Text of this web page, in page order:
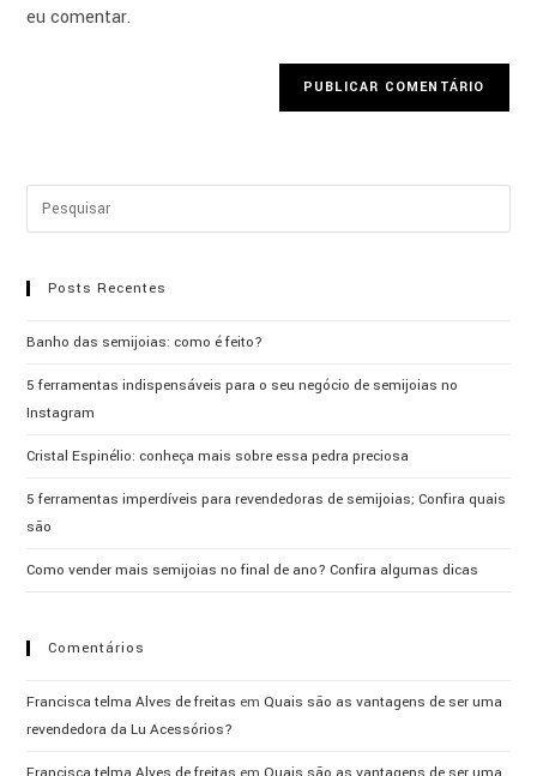
eu comentar.
Posts Recentes
Banho das semijoias: como é feito?
5 ferramentas indispensáveis para o seu negócio de semijoias no
Instagram
Cristal Espinélio: conheça mais sobre essa pedra preciosa
5 ferramentas imperdíveis para revendedoras de semijoias; Confira quais
são
Como vender mais semijoias no final de ano? Confira algumas dicas
Comentários
Francisca telma Alves de freitas emQuais são as vantagens de ser uma
revendedora da Lu Acessórios?